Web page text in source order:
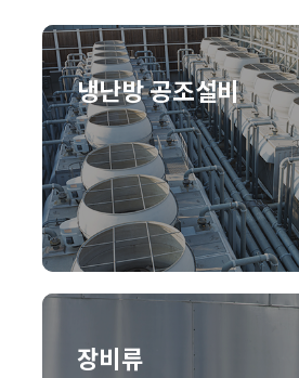
냉난방 공조설비
장비류